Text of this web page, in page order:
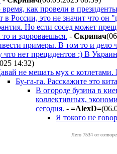
как провели в
в России, это не значит что он
Но если сосед может
и здороваешься. - Cкpипaч
примеры. В том то и дело
что нет прецидентов :) В
14:32)
не мешать мух с
Бу-га-га. Расскажите это
В огороде бузина в
коллективных,
сегодня. - =AlexD=
Я токого не
Лето 7534 от